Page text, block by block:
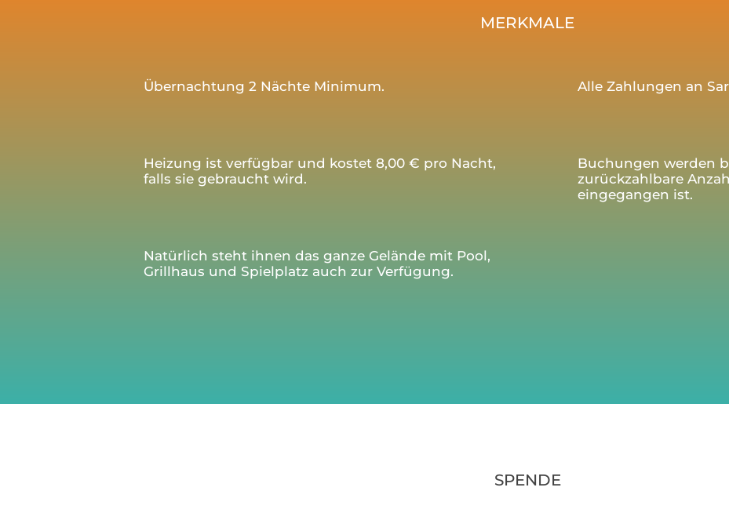
MERKMALE
Übernachtung 2 Nächte Minimum.
Heizung ist verfügbar und kostet 8,00 € pro Nacht,
falls sie gebraucht wird.
Natürlich steht ihnen das ganze Gelände mit Pool,
Grillhaus und Spielplatz auch zur Verfügung.
Alle Zahlungen an
Buchungen werden
zurückzahlbare
eingegangen ist.
SPENDE